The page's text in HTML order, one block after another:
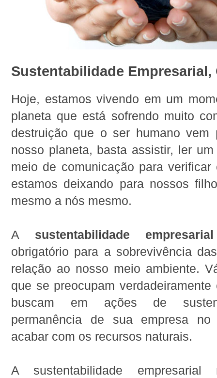
Sustentabilidade Empresarial,
Hoje, estamos vivendo em um
planeta que está sofrendo muito
destruição que o ser humano vem
nosso planeta, basta assistir, ler
meio de comunicação para
estamos deixando para nossos
mesmo a nós mesmo.
A sustentabilidade empresarial
obrigatório para a sobrevivência
relação ao nosso meio ambiente.
que se preocupam
buscam em ações de
permanência de sua empresa no
acabar com os recursos naturais.
A sustentabilidade empresarial